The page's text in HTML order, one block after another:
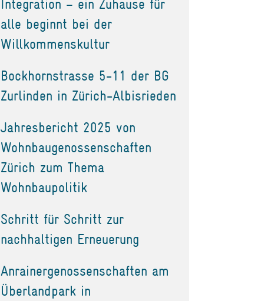
Integration – ein Zuhause für
alle beginnt bei der
Willkommenskultur
Bockhornstrasse 5-11 der BG
Zurlinden in Zürich-Albisrieden
Jahresbericht 2025 von
Wohnbaugenossenschaften
Zürich zum Thema
Wohnbaupolitik
Schritt für Schritt zur
nachhaltigen Erneuerung
Anrainergenossenschaften am
Überlandpark in